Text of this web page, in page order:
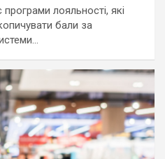
лояльності, які
бали за